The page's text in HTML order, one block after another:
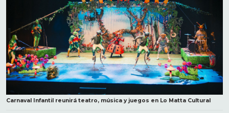
Carnaval Infantil reunirá teatro, música y juegos en Lo Matta Cultural